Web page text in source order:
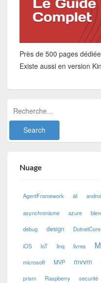
Près de 500 pages
Existe aussi en version
Nuage
AgentFramework ai
asynchronisme azure
debug design DotnetCore
iOS IoT linq livres
microsoft MVP mvvm
prism Raspberry securité